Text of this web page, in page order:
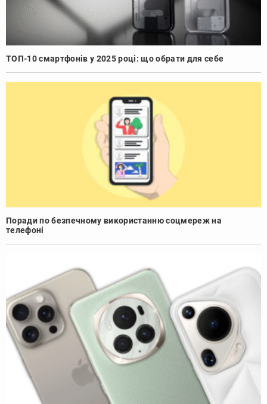
ТОП-10 смартфонів у 2025 році: що обрати для себе
Поради по безпечному використанню соцмереж на
телефоні